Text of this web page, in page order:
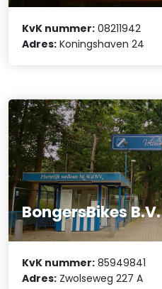
KvK nummer: 08211942
Adres: Koningshaven 24
BongersBikes B.V.
KvK nummer: 85949841
Adres: Zwolseweg 227 A